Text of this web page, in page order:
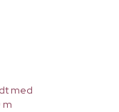
med
m